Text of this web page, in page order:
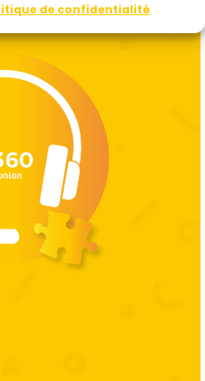
de confidentialité